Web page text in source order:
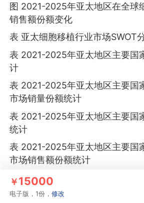
图 2021-2025年亚太地区在全球
销售额份额变化
表 亚太细胞移植行业市场SWOT
表 2021-2025年亚太地区主要国
计
表 2021-2025年亚太地区主要国
市场销量份额统计
表 2021-2025年亚太地区主要国
统计
表 2021-2025年亚太地区主要国
市场销售额份额统计
图 2021-2025年中国细胞移植市
图 2021-2025年中国细胞移植市
￥15000
电子版，1份，修改